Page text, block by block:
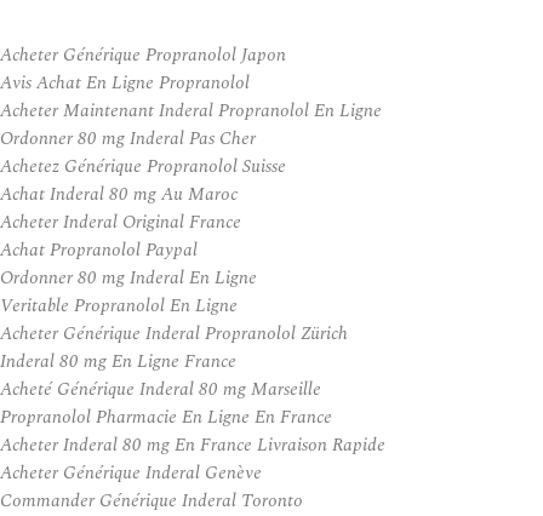
Acheter Générique Propranolol Japon
Avis Achat En Ligne Propranolol
Acheter Maintenant Inderal Propranolol En Ligne
Ordonner 80 mg Inderal Pas Cher
Achetez Générique Propranolol Suisse
Achat Inderal 80 mg Au Maroc
Acheter Inderal Original France
Achat Propranolol Paypal
Ordonner 80 mg Inderal En Ligne
Veritable Propranolol En Ligne
Acheter Générique Inderal Propranolol Zürich
Inderal 80 mg En Ligne France
Acheté Générique Inderal 80 mg Marseille
Propranolol Pharmacie En Ligne En France
Acheter Inderal 80 mg En France Livraison Rapide
Acheter Générique Inderal Genève
Commander Générique Inderal Toronto